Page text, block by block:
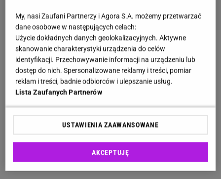
Quiz - o tych zawodach nawet nie słyszałeś.
Wiesz, kim był retman?
Żyłeś w PRL-u? Sprawdź w naszym quizie, czy
pamiętasz te programy
Geograficzny quiz wyłoni ekspertów. Tylko 30% z
was zdobywa komplet!
My, nasi Zaufani Partnerzy i Agora S.A. możemy przetwarzać
dane osobowe w następujących celach:
Użycie dokładnych danych geolokalizacyjnych. Aktywne
skanowanie charakterystyki urządzenia do celów
identyfikacji. Przechowywanie informacji na urządzeniu lub
dostęp do nich. Spersonalizowane reklamy i treści, pomiar
reklam i treści, badnie odbiorców i ulepszanie usług.
Lista Zaufanych Partnerów
USTAWIENIA ZAAWANSOWANE
AKCEPTUJĘ